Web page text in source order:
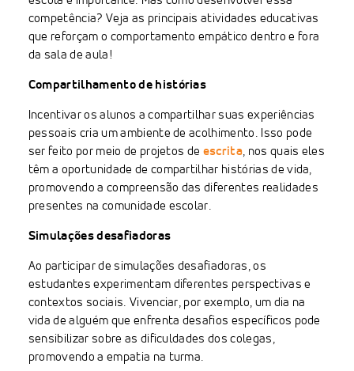
competência? Veja as principais atividades educativas
que reforçam o comportamento empático dentro e fora
da sala de aula!
Compartilhamento de histórias
Incentivar os alunos a compartilhar suas experiências
pessoais cria um ambiente de acolhimento. Isso pode
ser feito por meio de projetos de escrita, nos quais eles
têm a oportunidade de compartilhar histórias de vida,
promovendo a compreensão das diferentes realidades
presentes na comunidade escolar.
Simulações desafiadoras
Ao participar de simulações desafiadoras, os
estudantes experimentam diferentes perspectivas e
contextos sociais. Vivenciar, por exemplo, um dia na
vida de alguém que enfrenta desafios específicos pode
sensibilizar sobre as dificuldades dos colegas,
promovendo a empatia na turma.